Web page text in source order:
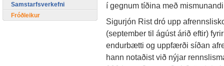
í gegnum tíðina með
Sigurjón Rist dró upp
(september til ágúst árið eftir)
endurbætti og uppfærði síðan
hann notaðist við nýjar
Samstarfsverkefni
Fróðleikur